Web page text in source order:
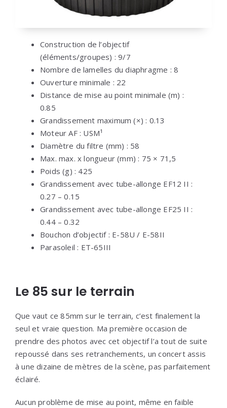
Construction de l’objectif
(éléments/groupes) : 9/7
Nombre de lamelles du diaphragme : 8
Ouverture minimale : 22
Distance de mise au point minimale (m) :
0.85
Grandissement maximum (×) : 0.13
Moteur AF : USM¹
Diamètre du filtre (mm) : 58
Max. max. x longueur (mm) : 75 × 71,5
Poids (g) : 425
Grandissement avec tube-allonge EF12 II :
0.27 – 0.15
Grandissement avec tube-allonge EF25 II :
0.44 – 0.32
Bouchon d’objectif : E-58U / E-58II
Parasoleil : ET-65III
Le 85 sur le terrain
Que vaut ce 85mm sur le terrain, c’est finalement la
seul et vraie question. Ma première occasion de
prendre des photos avec cet objectif l’a tout de suite
repoussé dans ses retranchements, un concert assis
à une dizaine de mètres de la scène, pas parfaitement
éclairé.
Aucun problème de mise au point, même en faible